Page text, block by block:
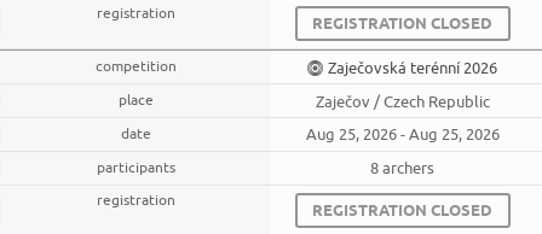
REGISTRATION CLOSED
Zaječovská terénní 2026
Zaječov / Czech Republic
Aug 25, 2026 - Aug 25, 2026
8 archers
REGISTRATION CLOSED